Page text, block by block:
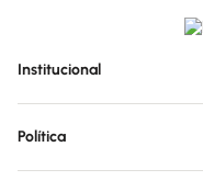
Institucional
Política